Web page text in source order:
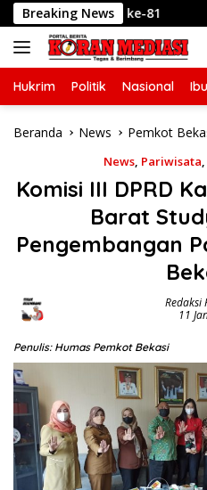
Langsung
ke
konten
Breaking News
HUT RI ke-81 DLH
Hukrim Politik Nasional
Beranda News Pemkot
News, Pariwisata,
Komisi III DPRD
Barat
Pengembangan
Redaksi
11
Penulis: Humas Pemkot Bekasi